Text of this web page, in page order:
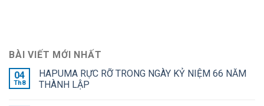
BÀI VIẾT MỚI NHẤT
04
Th8
HAPUMA RỰC RỠ TRONG NGÀY KỶ NIỆM 66 NĂM
THÀNH LẬP